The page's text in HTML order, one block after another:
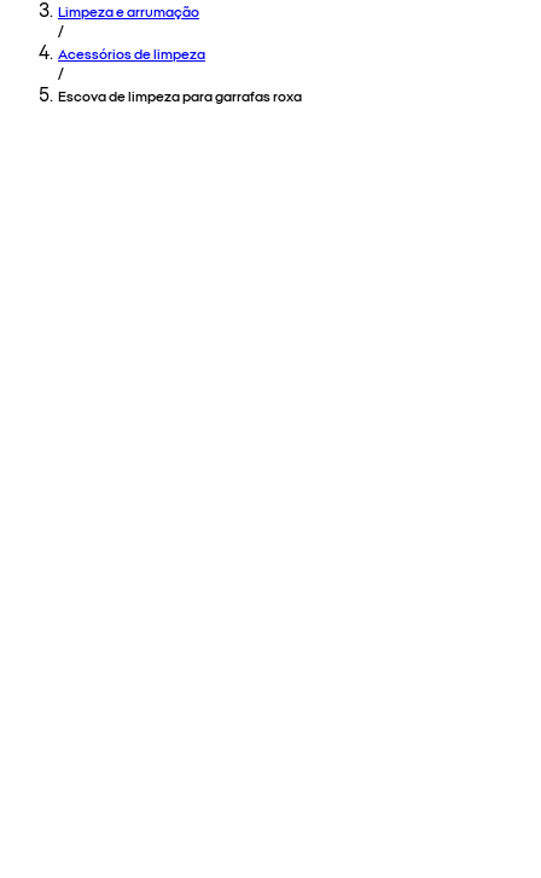
Limpeza e arrumação
/
Acessórios de limpeza
/
Escova de limpeza para garrafas roxa